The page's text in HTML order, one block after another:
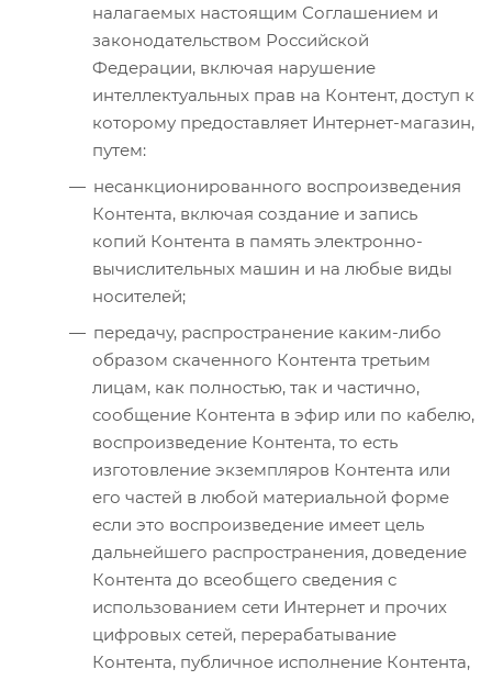
налагаемых настоящим Соглашением и
законодательством Российской
Федерации, включая нарушение
интеллектуальных прав на Контент, доступ к
которому предоставляет Интернет-магазин,
путем:
несанкционированного воспроизведения
Контента, включая создание и запись
копий Контента в память электронно-
вычислительных машин и на любые виды
носителей;
передачу, распространение каким-либо
образом скаченного Контента третьим
лицам, как полностью, так и частично,
сообщение Контента в эфир или по кабелю,
воспроизведение Контента, то есть
изготовление экземпляров Контента или
его частей в любой материальной форме
если это воспроизведение имеет цель
дальнейшего распространения, доведение
Контента до всеобщего сведения с
использованием сети Интернет и прочих
цифровых сетей, перерабатывание
Контента, публичное исполнение Контента,